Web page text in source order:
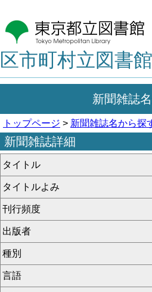
区市町村立図書
新聞雑誌
トップページ > 新聞雑誌名から探
新聞雑誌詳細
タイトル
タイトルよみ
刊行頻度
出版者
種別
言語